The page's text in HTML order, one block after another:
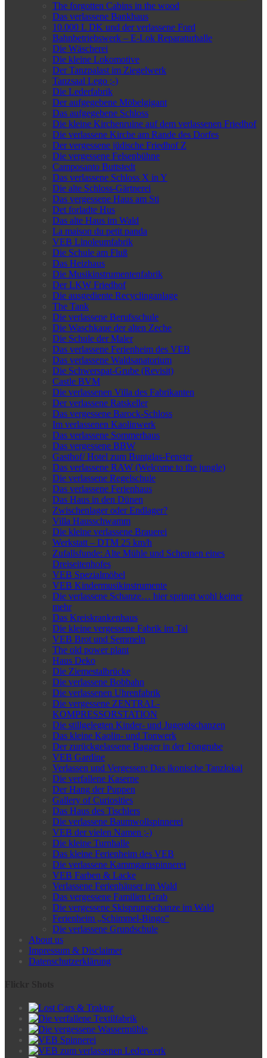
The forgotten Cabins in the wood
Das verlassene Bankhaus
10.000 L DK und der verlassene Ford
Bahnbetriebswerk – E-Lok Reparaturhalle
Die Wäscherei
Die kleine Lokomotive
Der Tanzpalast im Ziegelwerk
Tanzsaal Lego ;-)
Die Lederfabrik
Der aufgegebene Möbelgigant
Das aufgegebene Schloss
Die kleine Kirchenruine auf dem verlassenen Friedhof
Die verlassene Kirche am Rande des Dorfes
Der vergessene jüdische Friedhof Z
Die vergessene Felsenbühne
Camposanto Buttstedt
Das verlassene Schloss X in Y
Die alte Schloss-Gärtnerei
Das vergessene Haus am Sti
Det forladte Hus
Das alte Haus im Wald
La maison du petit panda
VEB Linoleumfabrik
Die Schule am Fluß
Das Heizhaus
Die Musikinstrumentenfabrik
Der LKW Friedhof
Die ausgediente Recyclinganlage
The Tank
Die verlassene Berufsschule
Die Waschkaue der alten Zeche
Die Schule der Maler
Das verlassene Ferienheim des VEB
Das verlassene Waldsanatorium
Die Schwerspat-Grube (Revisit)
Castle BVM
Die verlassenen Villa des Fabrikanten
Der verlassene Ratskeller
Das vergessene Barock-Schloss
Im verlassenen Kaolinwerk
Das verlassene Sommerhaus
Das vergessene BBW
Gasthof/ Hotel zum Buntglas-Fenster
Das verlassene RAW (Welcome to the jungle)
Die verlassene Regelschule
Das verlassene Ferienhaus
Das Haus in den Dünen
Zwischenlager oder Endlager?
Villa Hausschwamm
Die kleine verlassene Brauerei
Werkstatt – DTM 25 km/h
Zufallsfunde: Alte Mühle und Scheunen eines
Dreiseitenhofes
VEB Spezialmöbel
VEB Kindermusikinstrumente
Die verlassene Schanze… hier springt wohl keiner
mehr
Das Kreiskrankenhaus
Die kleine vergessene Fabrik im Tal
VEB Brot und Semmeln
The old power plant
Haus Deko
Die Ziemestalbrücke
Die verlassene Bobbahn
Die verlassenen Uhrenfabrik
Die vergessene ZENTRAL-
KOMPRESSORSTATION
Die stillgelegten Kinder- und Jugendschanzen
Das kleine Kaolin- und Tonwerk
Der zurückgelassene Bagger in der Tongrube
VEB Gardine
Verlassen und Vergessen: Das ikonische Tanzlokal
Die verfallene Kaserne
Der Hang der Puppen
Gallery of Curiosities
Das Haus des Tischlers
Die verlassene Baumwollspinnerei
VEB der vielen Namen ;-)
Die kleine Turnhalle
Das kleine Ferienheim des VEB
Die verlassene Kammgarnspinnerei
VEB Farben & Lacke
Verlassene Ferienhäuser im Wald
Das vergessene Familien Grab
Die vergessene Skisprungschanze im Wald
Ferienheim „Schimmel-Bingo“
Die verlassene Grundschule
About us
Impressum & Disclaimer
Datenschutzerklärung